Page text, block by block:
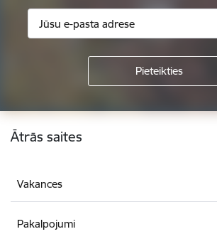
Kājene
Ātrās saites
Vakances
Pakalpojumi